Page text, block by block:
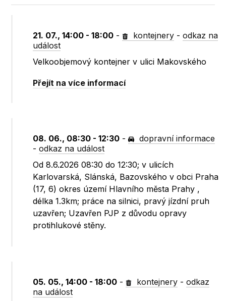
21. 07., 14:00 - 18:00 - kontejnery -odkaz na
událost
Velkoobjemový kontejner v ulici Makovského
Přejít na více informací
08. 06., 08:30 - 12:30 -
dopravní informace
-odkaz na událost
Od 8.6.2026 08:30 do 12:30; v ulicích
Karlovarská, Slánská, Bazovského v obci Praha
(17, 6) okres území Hlavního města Prahy ,
délka 1.3km; práce na silnici, pravý jízdní pruh
uzavřen; Uzavřen PJP z důvodu opravy
protihlukové stěny.
05. 05., 14:00 - 18:00 - kontejnery -odkaz
na událost